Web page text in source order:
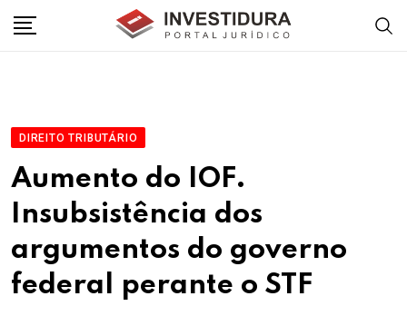
DIREITO TRIBUTÁRIO
Aumento do IOF.
Insubsistência dos
argumentos do governo
federal perante o STF